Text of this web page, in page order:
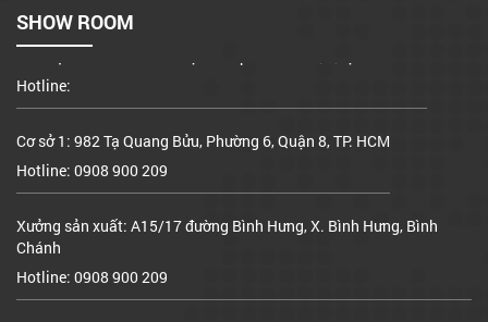
SHOW ROOM
Cơ sở 1: 982 Tạ Quang Bửu, Phường 6, Quận 8, TP. HCM
Hotline: 0908 900 209
Xưởng sản xuất: A15/17 đường Bình Hưng, X. Bình Hưng, Bình
Chánh
Hotline: 0908 900 209
Căn hộ mẫu 2PN - B-9-1 dự án Imperial Place, Quận Bình Tân
Hotline: